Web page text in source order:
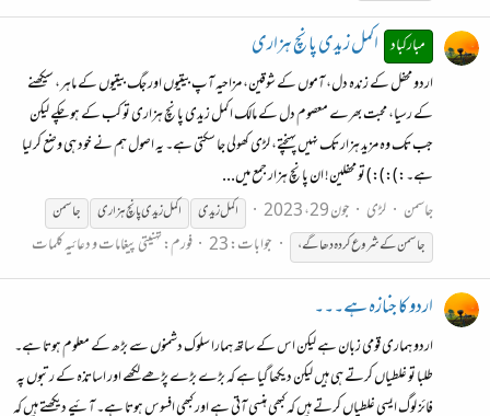
مبارکباد اکمل زیدی پانچ ہزاری
اردو محفل کے زندہ دل، آموں کے شوقین، مزاحیہ آپ بیتیوں اور جگ بیتیوں کے ماہر، سیکھنے
کے رسیا، محبت بھرے معصوم دل کے مالک اکمل زیدی پانچ ہزاری تو کب کے ہو چکے لیکن
جب تک وہ مزید ہزار تک نہیں پہنچتے، لڑی کھولی جا سکتی ہے۔ یہ اصول ہم نے خود ہی وضع کر لیا
ہے۔:):):) تو محفلین! ان پانچ ہزار جمع میں...
جاسمن
لڑی جون 29، 2023 اکمل زیدی اکمل زیدی پانچ ہزاری
جاسمن
جاسمنکےشروعکردہدھاگے، جوابات: 23 فورم:تہنیتی پیغامات و دعائیہ کلمات
اردو کا جنازہ ہے۔۔۔
اردو ہماری قومی زبان ہے لیکن اس کے ساتھ ہمارا سلوک دشمنوں سے بڑھ کے معلوم ہوتا ہے۔
طلبا تو غلطیاں کرتے ہی ہیں لیکن دیکھا گیا ہے کہ بڑے بڑے پڑھے لکھے اور اساتذہ کے رتبوں پہ
فائز لوگ ایسی غلطیاں کرتے ہیں کہ کبھی ہنسی آتی ہے اور کبھی افسوس ہوتا ہے۔ آئیے دیکھتے ہیں کہ